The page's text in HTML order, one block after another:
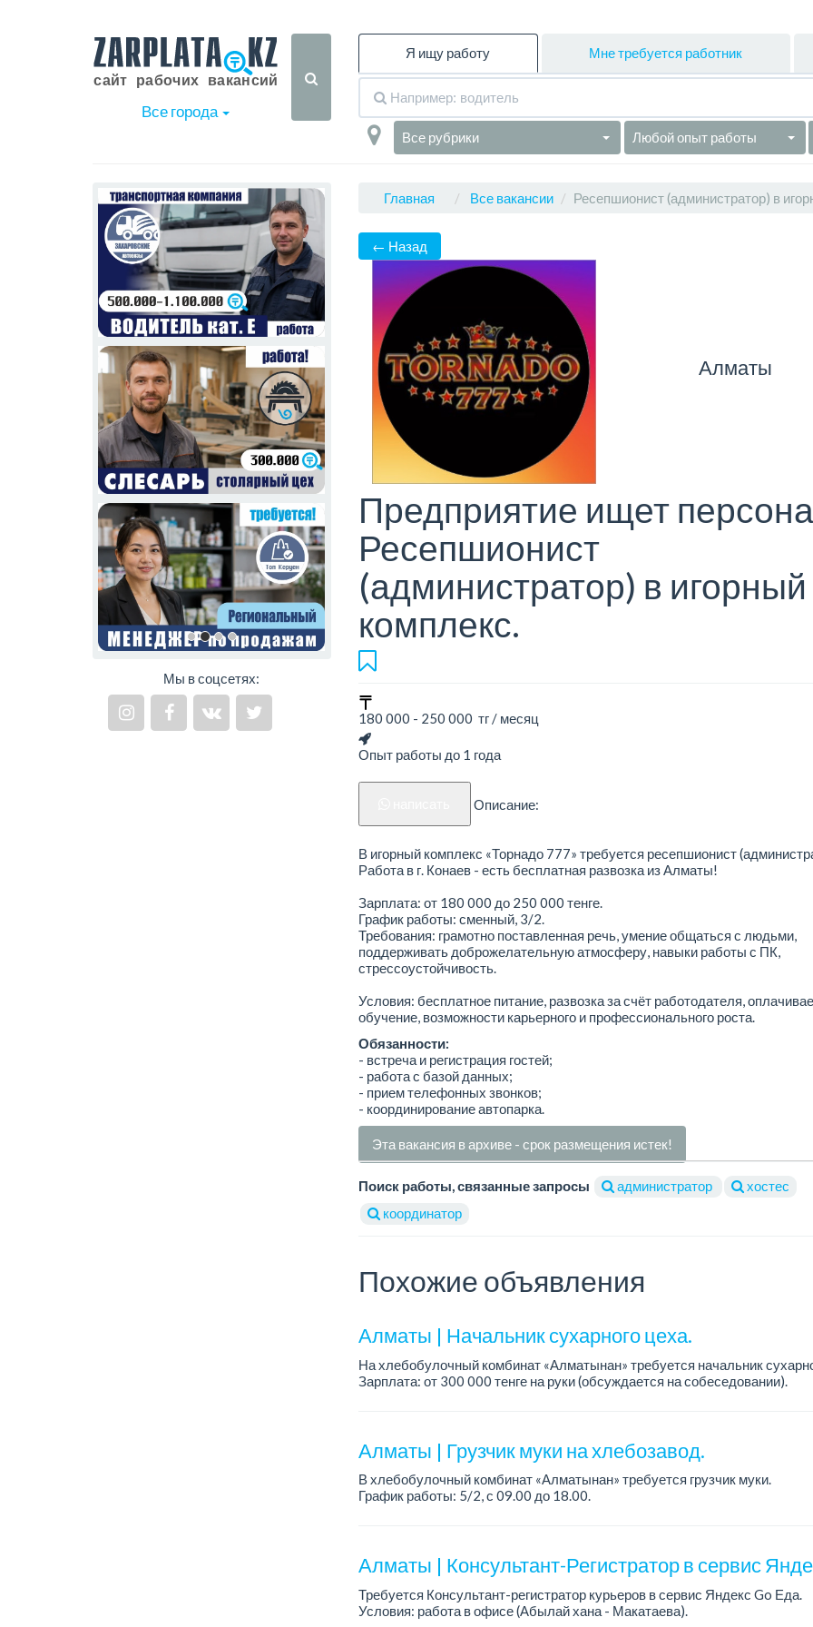
Все города
Я ищу работу Мне требуется работник
Все рубрики Любой опыт работы
Мы в соцсетях:
Главная Все вакансии Ресепшионист (администратор) в
← Назад
Алматы
Предприятие ищет
Ресепшионист
(администратор) в игорный
комплекс.
180 000 - 250 000 тг / месяц
Опыт работы до 1 года
Описание:
В игорный комплекс «Торнадо 777» требуется ресепшионист
Работа в г. Конаев - есть бесплатная развозка из Алматы!
Зарплата: от 180 000 до 250 000 тенге.
График работы: сменный, 3/2.
Требования: грамотно поставленная речь, умение общаться с людьми,
поддерживать доброжелательную атмосферу, навыки работы с ПК,
стрессоустойчивость.
Условия: бесплатное питание, развозка за счёт работодателя,
обучение, возможности карьерного и профессионального роста.
Обязанности:
- встреча и регистрация гостей;
- работа с базой данных;
- прием телефонных звонков;
- координирование автопарка.
Эта вакансия в архиве - срок размещения истек!
Поиск работы, связанные запросы администратор
хостес
координатор
Похожие объявления
Алматы | Начальник сухарного цеха.
На хлебобулочный комбинат «Алматынан» требуется начальник
Зарплата: от 300 000 тенге на руки (обсуждается на собеседовании).
Алматы | Грузчик муки на хлебозавод.
В хлебобулочный комбинат «Алматынан» требуется грузчик муки.
График работы: 5/2, с 09.00 до 18.00.
Алматы | Консультант-Регистратор в сервис
Требуется Консультант-регистратор курьеров в сервис Яндекс Go Еда.
Условия: работа в офисе (Абылай хана - Макатаева).